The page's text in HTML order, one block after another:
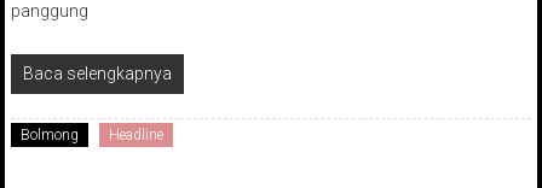
panggung
Baca selengkapnya
Bolmong Headline